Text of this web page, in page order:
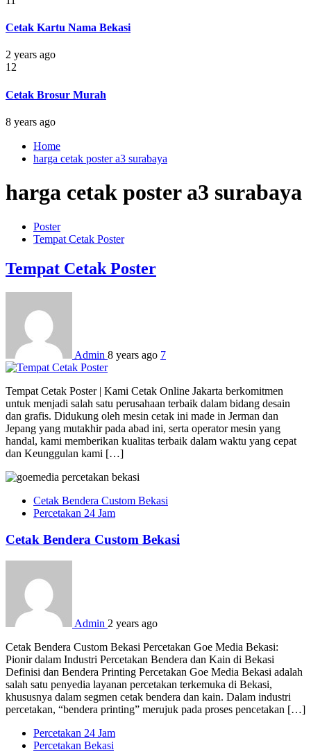
Cetak Kartu Nama Bekasi
2 years ago
12
Cetak Brosur Murah
8 years ago
Home
harga cetak poster a3 surabaya
harga cetak poster a3 surabaya
Poster
Tempat Cetak Poster
Tempat Cetak Poster
Admin 8 years ago 7
Tempat Cetak Poster | Kami Cetak Online Jakarta berkomitmen
untuk menjadi salah satu perusahaan terbaik dalam bidang desain
dan grafis. Didukung oleh mesin cetak ini made in Jerman dan
Jepang yang mutakhir pada abad ini, serta operator mesin yang
handal, kami memberikan kualitas terbaik dalam waktu yang cepat
dan Keunggulan kami […]
Cetak Bendera Custom Bekasi
Percetakan 24 Jam
Cetak Bendera Custom Bekasi
Admin 2 years ago
Cetak Bendera Custom Bekasi Percetakan Goe Media Bekasi:
Pionir dalam Industri Percetakan Bendera dan Kain di Bekasi
Definisi dan Bendera Printing Percetakan Goe Media Bekasi adalah
salah satu penyedia layanan percetakan terkemuka di Bekasi,
khususnya dalam segmen cetak bendera dan kain. Dalam industri
percetakan, “bendera printing” merujuk pada proses pencetakan […]
Percetakan 24 Jam
Percetakan Bekasi